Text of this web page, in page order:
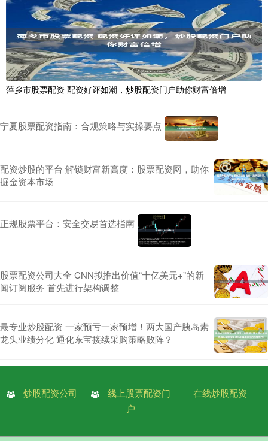
萍乡市股票配资 配资好评如潮，炒股配资门户助你财富倍增
宁夏股票配资指南：合规策略与实操要点
配资炒股的平台 解锁财富新高度：股票配资网，助你
掘金资本市场
正规股票平台：安全交易首选指南
股票配资公司大全 CNN拟推出价值“十亿美元+”的新
闻订阅服务 首先进行架构调整
最专业炒股配资 一家预亏一家预增！两大国产胰岛素
龙头业绩分化 通化东宝接续采购策略败阵？
炒股配资公司
线上股票配资门
户
在线炒股配资